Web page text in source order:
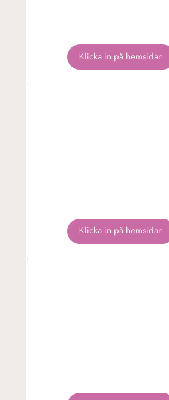
Klicka in på hemsidan
Klicka in på hemsidan